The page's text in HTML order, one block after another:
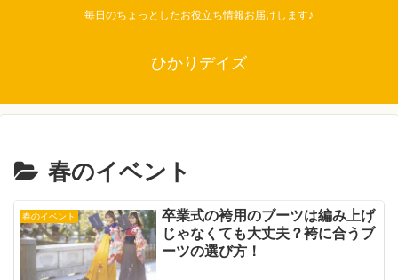
毎日のちょっとしたお役立ち情報お届けします♪
ひかりデイズ
春のイベント
春のイベント
卒業式の袴用のブーツは編み上げ
じゃなくても大丈夫？袴に合うブ
ーツの選び方！